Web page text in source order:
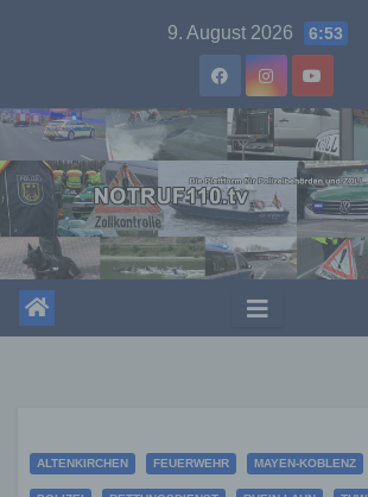
9. August 2026 6:53
ALTENKIRCHEN FEUERWEHR MAYEN-KOBLENZ